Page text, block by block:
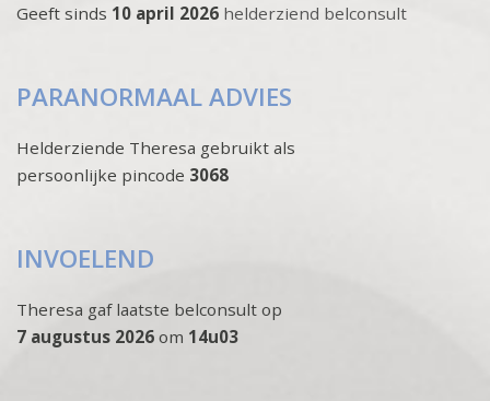
Geeft sinds 10 april 2026 helderziend belconsult
PARANORMAAL ADVIES
Helderziende Theresa gebruikt als
persoonlijke pincode 3068
INVOELEND
Theresa gaf laatste belconsult op
7 augustus 2026 om 14u03